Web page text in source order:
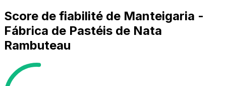
Score de fiabilité de Manteigaria -
Fábrica de Pastéis de Nata
Rambuteau